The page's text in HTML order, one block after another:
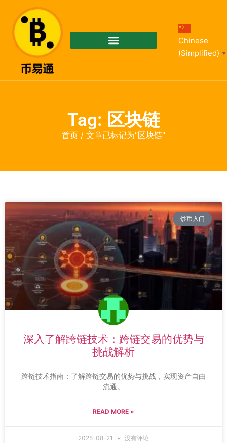
Chinese
(Simplified)
▼
Tag: 区块链
首页 / 文章已标记为“区块链”
炒币入门
深入了解跨链技术：跨链交易的优势与
挑战解析
跨链技术指南：了解跨链交易的优势与挑战，实现资产自由
流通。
READ MORE »
2025-08-21 没有评论